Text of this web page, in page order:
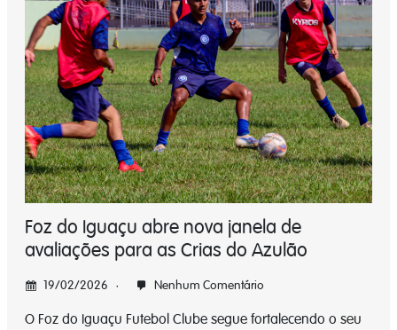
Foz do Iguaçu abre nova janela de
avaliações para as Crias do Azulão
19/02/2026 Nenhum Comentário
O Foz do Iguaçu Futebol Clube segue fortalecendo o seu